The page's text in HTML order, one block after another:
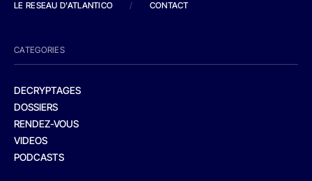
LE RESEAU D'ATLANTICO
/ CONTACT
CATEGORIES
DECRYPTAGES
DOSSIERS
RENDEZ-VOUS
VIDEOS
PODCASTS